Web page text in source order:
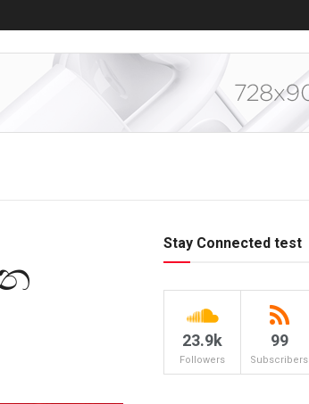
Stay Connected test
23.9k
Followers
99
Subscribers